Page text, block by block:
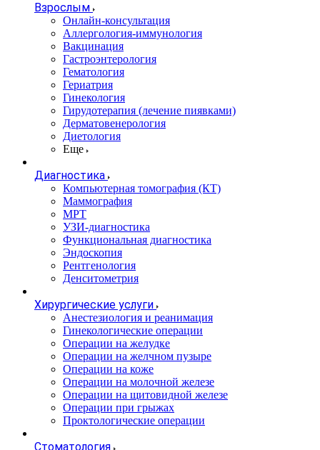
Взрослым
Онлайн-консультация
Аллергология-иммунология
Вакцинация
Гастроэнтерология
Гематология
Гериатрия
Гинекология
Гирудотерапия (лечение пиявками)
Дерматовенерология
Диетология
Еще
Диагностика
Компьютерная томография (КТ)
Маммография
МРТ
УЗИ-диагностика
Функциональная диагностика
Эндоскопия
Рентгенология
Денситометрия
Хирургические услуги
Анестезиология и реанимация
Гинекологические операции
Операции на желудке
Операции на желчном пузыре
Операции на коже
Операции на молочной железе
Операции на щитовидной железе
Операции при грыжах
Проктологические операции
Стоматология